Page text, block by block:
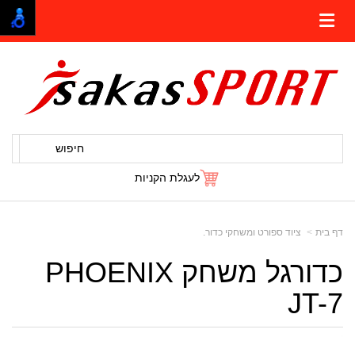
חיפוש
לעגלת הקניות
דף בית ציוד ספורט ומשחקי כדור.
כדורגל משחק PHOENIX
JT-7